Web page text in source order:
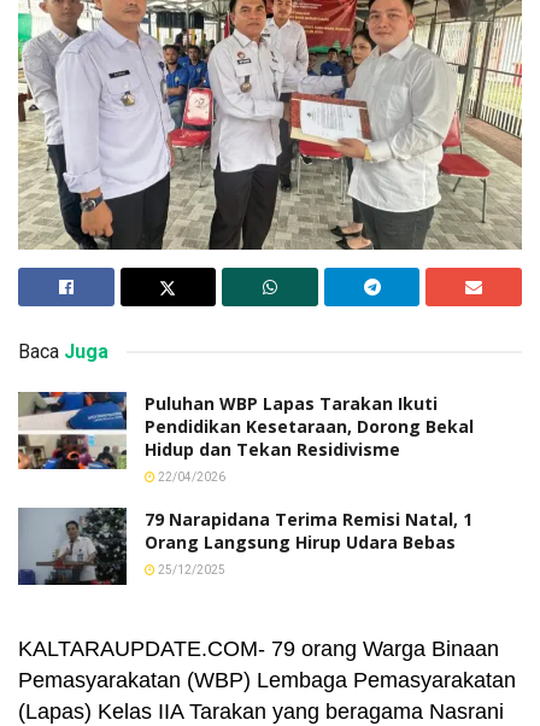
Baca Juga
Puluhan WBP Lapas Tarakan Ikuti
Pendidikan Kesetaraan, Dorong Bekal
Hidup dan Tekan Residivisme
22/04/2026
79 Narapidana Terima Remisi Natal, 1
Orang Langsung Hirup Udara Bebas
25/12/2025
KALTARAUPDATE.COM- 79 orang Warga Binaan
Pemasyarakatan (WBP) Lembaga Pemasyarakatan
(Lapas) Kelas IIA Tarakan yang beragama Nasrani